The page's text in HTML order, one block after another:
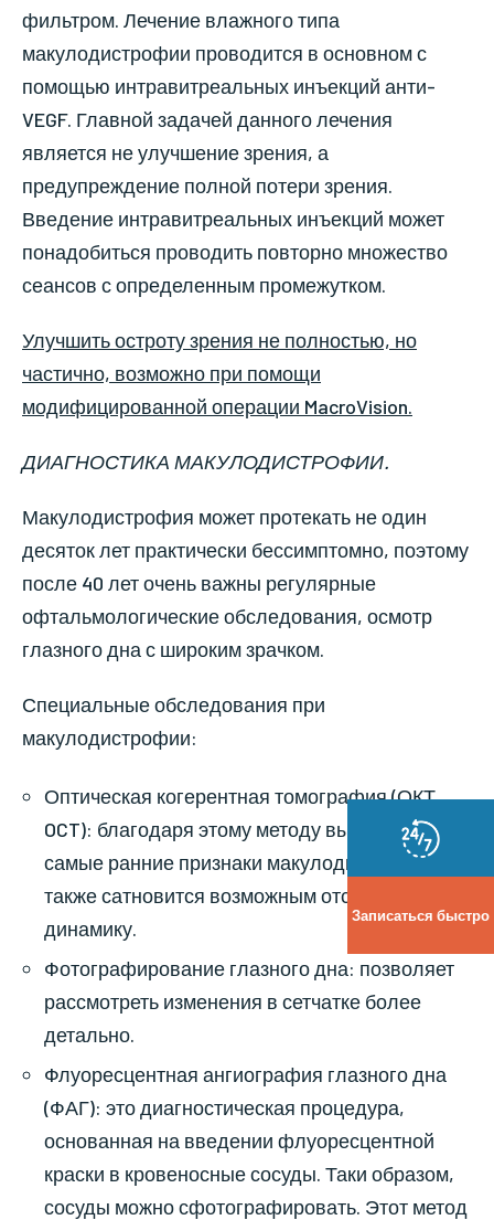
фильтром. Лечение влажного типа
макулодистрофии проводится в основном с
помощью интравитреальных инъекций анти-
VEGF. Главной задачей данного лечения
является не улучшение зрения, а
предупреждение полной потери зрения.
Введение интравитреальных инъекций может
понадобиться проводить повторно множество
сеансов с определенным промежутком.
Улучшить остроту зрения не полностью, но
частично, возможно при помощи
модифицированной операции MacroVision.
ДИАГНОСТИКА МАКУЛОДИСТРОФИИ.
Макулодистрофия может протекать не один
десяток лет практически бессимптомно, поэтому
после 40 лет очень важны регулярные
офтальмологические обследования, осмотр
глазного дна с широким зрачком.
Специальные обследования при
макулодистрофии:
Оптическая когерентная томография (ОКТ,
OCT): благодаря этому методу выяляются
самые ранние признаки макулодистрофии, а
также сатновится возможным отслеживать
динамику.
Фотографирование глазного дна: позволяет
рассмотреть изменения в сетчатке более
детально.
Флуоресцентная ангиография глазного дна
(ФАГ): это диагностическая процедура,
основанная на введении флуоресцентной
краски в кровеносные сосуды. Таки образом,
сосуды можно сфотографировать. Этот метод
Записаться быстро